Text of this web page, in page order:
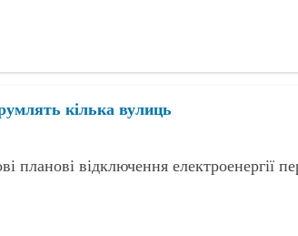
кілька вулиць
планові відключення електроенергії